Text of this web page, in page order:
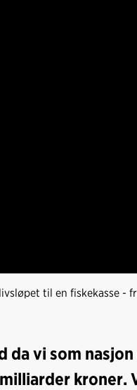
til en fiskekasse -
da vi som
kroner.